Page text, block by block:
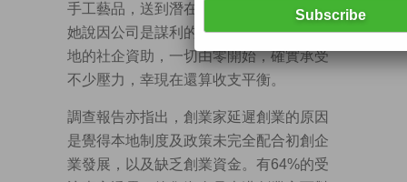
手工藝品，送到潛在客戶手中。
她說因公司是謀利的社企，故未有申請本
地的社企資助，一切由零開始，確實承受
不少壓力，幸現在還算收支平衡。
調查報告亦指出，創業家延遲創業的原因
是覺得本地制度及政策未完全配合初創企
業發展，以及缺乏創業資金。有64%的受